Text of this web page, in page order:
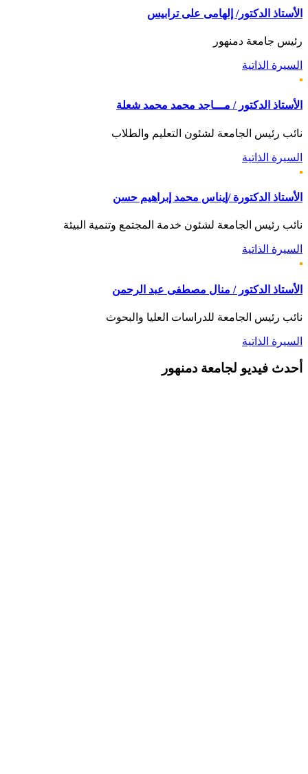
الأستاذ الدكتور/ إلهامى على ترابيس
رئيس جامعة دمنهور
السيرة الذاتية
الأستاذ الدكتور / مـــاجد محمد محمد شعلة
نائب رئيس الجامعة لشئون التعليم والطلاب
السيرة الذاتية
الأستاذ الدكتورة /إيناس محمد إبراهيم حسن
نائب رئيس الجامعة لشئون خدمة المجتمع وتنمية البيئة
السيرة الذاتية
الأستاذ الدكتور / منال مصطفى عبد الرحمن
نائب رئيس الجامعة للدراسات العليا والبحوث
السيرة الذاتية
أحدث فيديو لجامعة دمنهور